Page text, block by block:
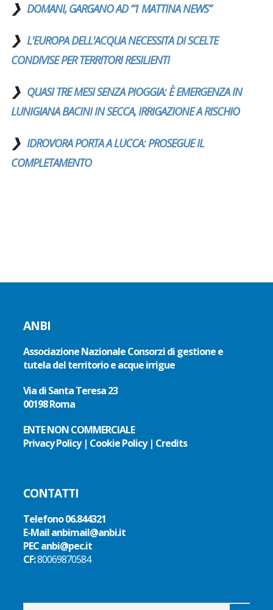
DOMANI, GARGANO AD “1 MATTINA NEWS”
L'EUROPA DELL'ACQUA NECESSITA DI SCELTE
CONDIVISE PER TERRITORI RESILIENTI
QUASI TRE MESI SENZA PIOGGIA: È EMERGENZA IN
LUNIGIANA BACINI IN SECCA, IRRIGAZIONE A RISCHIO
IDROVORA PORTA A LUCCA: PROSEGUE IL
COMPLETAMENTO
ANBI
Associazione Nazionale Consorzi di gestione e
tutela del territorio e acque irrigue
Via di Santa Teresa 23
00198 Roma
ENTE NON COMMERCIALE
Privacy Policy| Cookie Policy| Credits
CONTATTI
Telefono06.844321
E-Mailanbimail@anbi.it
PEC anbi@pec.it
CF:80069870584